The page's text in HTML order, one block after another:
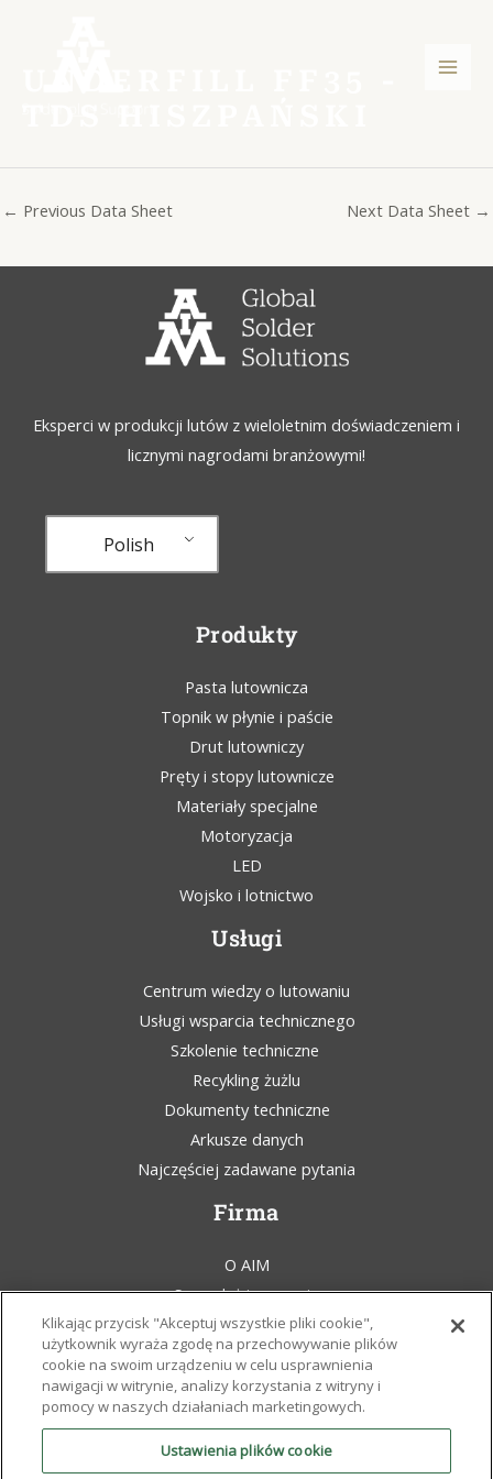
← Previous Data Sheet Next Data Sheet →
Eksperci w produkcji lutów z wieloletnim doświadczeniem i
licznymi nagrodami branżowymi!
Polish
Produkty
Pasta lutownicza
Topnik w płynie i paście
Drut lutowniczy
Pręty i stopy lutownicze
Materiały specjalne
Motoryzacja
LED
Wojsko i lotnictwo
Usługi
Centrum wiedzy o lutowaniu
Usługi wsparcia technicznego
Szkolenie techniczne
Recykling żużlu
Dokumenty techniczne
Arkusze danych
Najczęściej zadawane pytania
Firma
O AIM
Sprzedaż i wsparcie
Blog AIM Solder
Regulamin
Oświadczenie prawne
Świadomość ekologiczna
Zasady i certyfikaty
Klikając przycisk "Akceptuj wszystkie pliki cookie",
użytkownik wyraża zgodę na przechowywanie plików
cookie na swoim urządzeniu w celu usprawnienia
nawigacji w witrynie, analizy korzystania z witryny i
pomocy w naszych działaniach marketingowych.
Ustawienia plików cookie